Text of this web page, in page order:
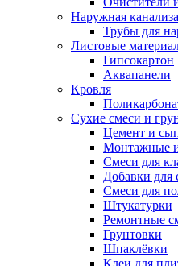
Наружная
Трубы для
Листовые
Гипсокартон
Аквапанели
Кровля
Сухие смеси и
Цемент и
Монтажные
Смеси для
Добавки для
Смеси для
Штукатурки
Ремонтные
Грунтовки
Шпаклёвки
Клеи для